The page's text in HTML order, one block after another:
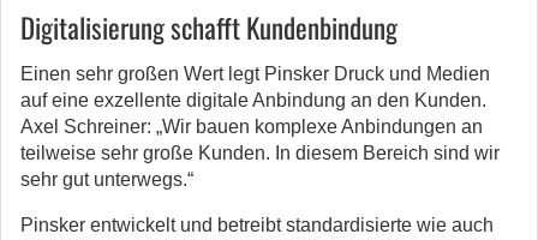
Digitalisierung schafft Kundenbindung
Einen sehr großen Wert legt Pinsker Druck und Medien
auf eine exzellente digitale Anbindung an den Kunden.
Axel Schreiner: „Wir bauen komplexe Anbindungen an
teilweise sehr große Kunden. In diesem Bereich sind wir
sehr gut unterwegs.“
Pinsker entwickelt und betreibt standardisierte wie auch